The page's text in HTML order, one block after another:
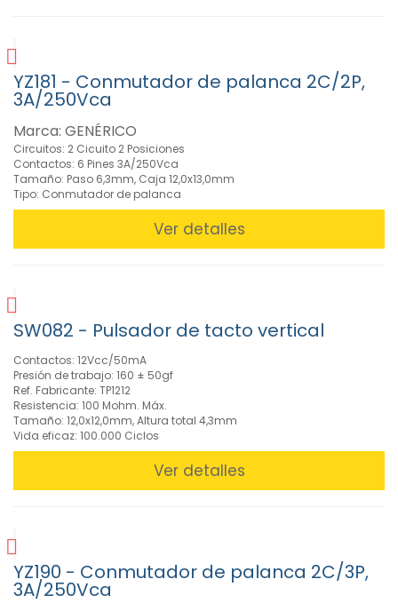
YZ181 - Conmutador de palanca 2C/2P,
3A/250Vca
Marca: GENÉRICO
Circuitos: 2 Cicuito 2 Posiciones
Contactos: 6 Pines 3A/250Vca
Tamaño: Paso 6,3mm, Caja 12,0x13,0mm
Tipo: Conmutador de palanca
Ver detalles
SW082 - Pulsador de tacto vertical
Contactos: 12Vcc/50mA
Presión de trabajo: 160 ± 50gf
Ref. Fabricante: TP1212
Resistencia: 100 Mohm. Máx.
Tamaño: 12,0x12,0mm, Altura total 4,3mm
Vida eficaz: 100.000 Ciclos
Ver detalles
YZ190 - Conmutador de palanca 2C/3P,
3A/250Vca